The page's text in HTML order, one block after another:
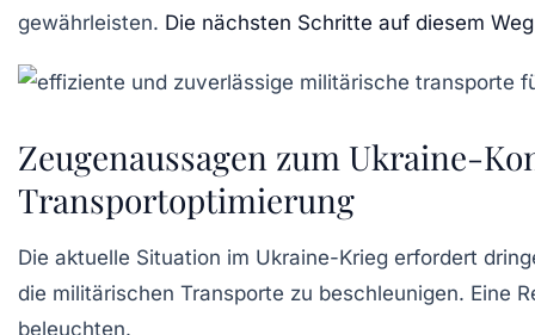
gewährleisten. Die nächsten Schritte auf diesem
Zeugenaussagen zum Ukraine-
Transportoptimierung
Die aktuelle Situation im Ukraine-Krieg erfordert
die militärischen Transporte zu beschleunigen. Eine
beleuchten.